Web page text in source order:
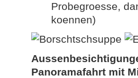
Probegroesse,
koennen)
Panoramafahrt mit